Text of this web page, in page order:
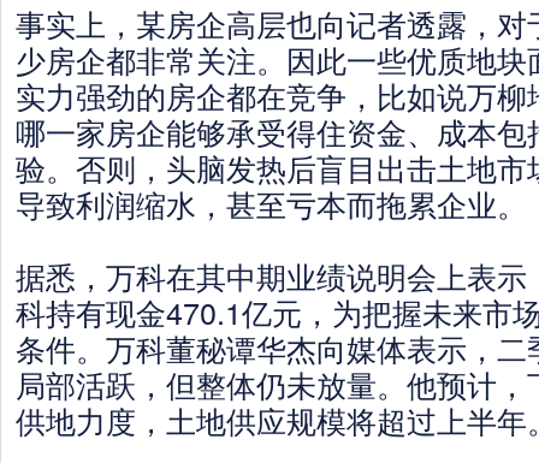
事实上，某房企高层也向记者透露，
少房企都非常关注。因此一些优质地
实力强劲的房企都在竞争，比如说万
哪一家房企能够承受得住资金、成本
验。否则，头脑发热后盲目出击土地
导致利润缩水，甚至亏本而拖累企业。
据悉，万科在其中期业绩说明会上表
科持有现金470.1亿元，为把握未来市
条件。万科董秘谭华杰向媒体表示，
局部活跃，但整体仍未放量。他预计
供地力度，土地供应规模将超过上半年